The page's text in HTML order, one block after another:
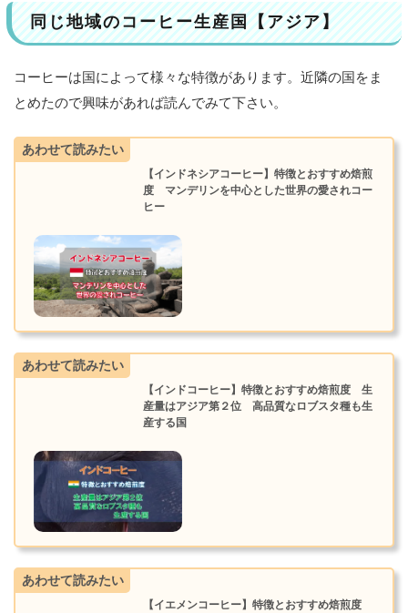
同じ地域のコーヒー生産国【アジア】
コーヒーは国によって様々な特徴があります。近隣の国をま
とめたので興味があれば読んでみて下さい。
あわせて読みたい
【インドネシアコーヒー】特徴とおすすめ焙煎
度 マンデリンを中心とした世界の愛されコー
ヒー
あわせて読みたい
【インドコーヒー】特徴とおすすめ焙煎度 生
産量はアジア第２位 高品質なロブスタ種も生
産する国
あわせて読みたい
【イエメンコーヒー】特徴とおすすめ焙煎度